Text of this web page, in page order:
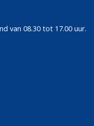
van 08.30 tot 17.00 uur.